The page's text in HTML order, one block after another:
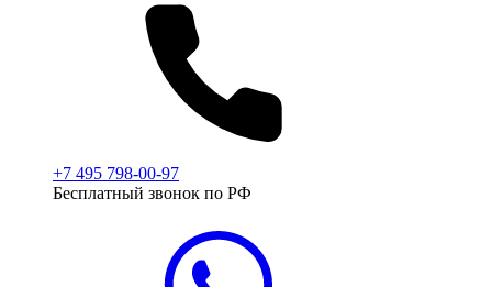
+7 495 798-00-97
Бесплатный звонок по РФ